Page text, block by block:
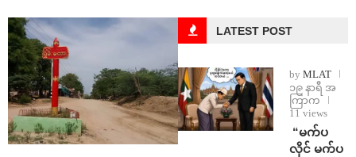
LATEST POST
by MLAT
၁၉ နာရီ အ
ကြာက
11 views
⁨ ⁨“မက်ပ
လိုင် မက်ပ